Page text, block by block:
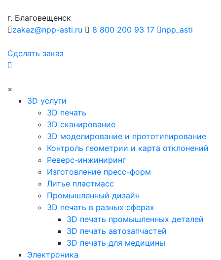
г. Благовещенск
zakaz@npp-asti.ru
8 800 200 93 17 npp_asti
Сделать заказ
×
3D услуги
3D печать
3D сканирование
3D моделирование и прототипирование
Контроль геометрии и карта отклонений
Реверс-инжиниринг
Изготовление пресс-форм
Литье пластмасс
Промышленный дизайн
3D печать в разных сферах
3D печать промышленных деталей
3D печать автозапчастей
3D печать для медицины
Электроника